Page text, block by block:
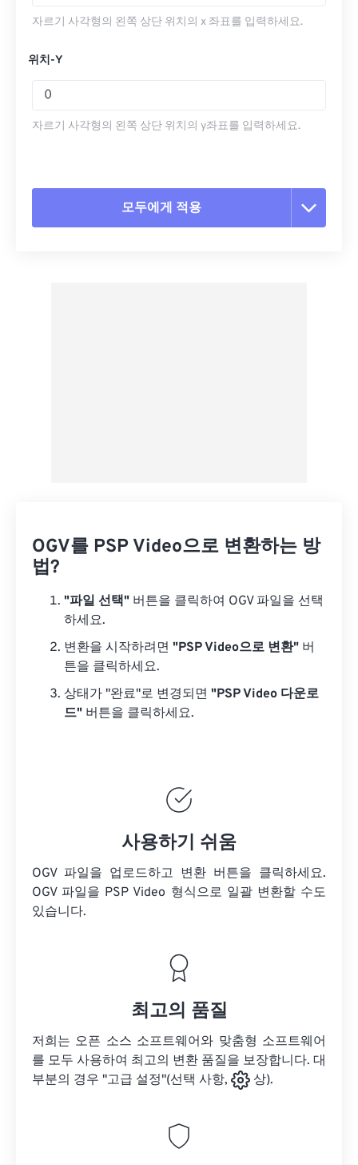
자르기 사각형의 왼쪽 상단 위치의 x 좌표를 입력하세요.
위치-Y
자르기 사각형의 왼쪽 상단 위치의 y좌표를 입력하세요.
모두에게 적용
OGV를 PSP Video으로 변환하는 방
법?
"파일 선택" 버튼을 클릭하여 OGV 파일을 선택
하세요.
변환을 시작하려면 "PSP Video으로 변환" 버
튼을 클릭하세요.
상태가 "완료"로 변경되면 "PSP Video 다운로
드" 버튼을 클릭하세요.
사용하기 쉬움
OGV 파일을 업로드하고 변환 버튼을 클릭하세요.
OGV 파일을 PSP Video 형식으로 일괄 변환할 수도
있습니다.
최고의 품질
저희는 오픈 소스 소프트웨어와 맞춤형 소프트웨어
를 모두 사용하여 최고의 변환 품질을 보장합니다. 대
부분의 경우 "고급 설정"(선택 사항,
상).